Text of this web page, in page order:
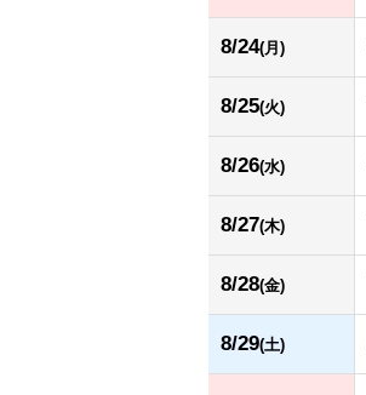
8/24(月)
8/25(火)
8/26(水)
8/27(木)
8/28(金)
8/29(土)